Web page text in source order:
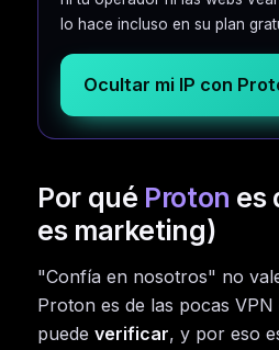
lo hace incluso en su plan
Ocultar mi IP con
Por qué Proton es
es marketing)
"Confía en nosotros" no
Proton es de las pocas
puede verificar, y por eso